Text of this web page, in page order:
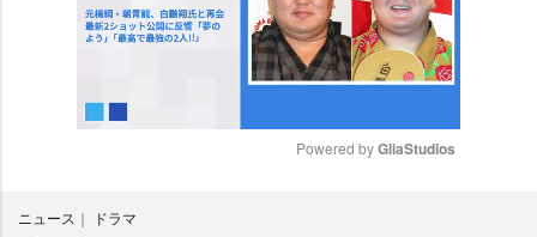
Powered by GliaStudios
ニュース ドラマ